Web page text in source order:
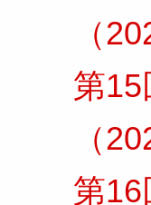
（
第
（
第